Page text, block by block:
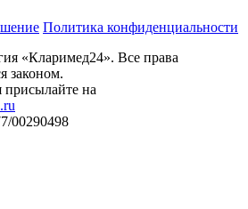
Политика конфиденциальности
«Кларимед24». Все права
законом.
присылайте на
00290498